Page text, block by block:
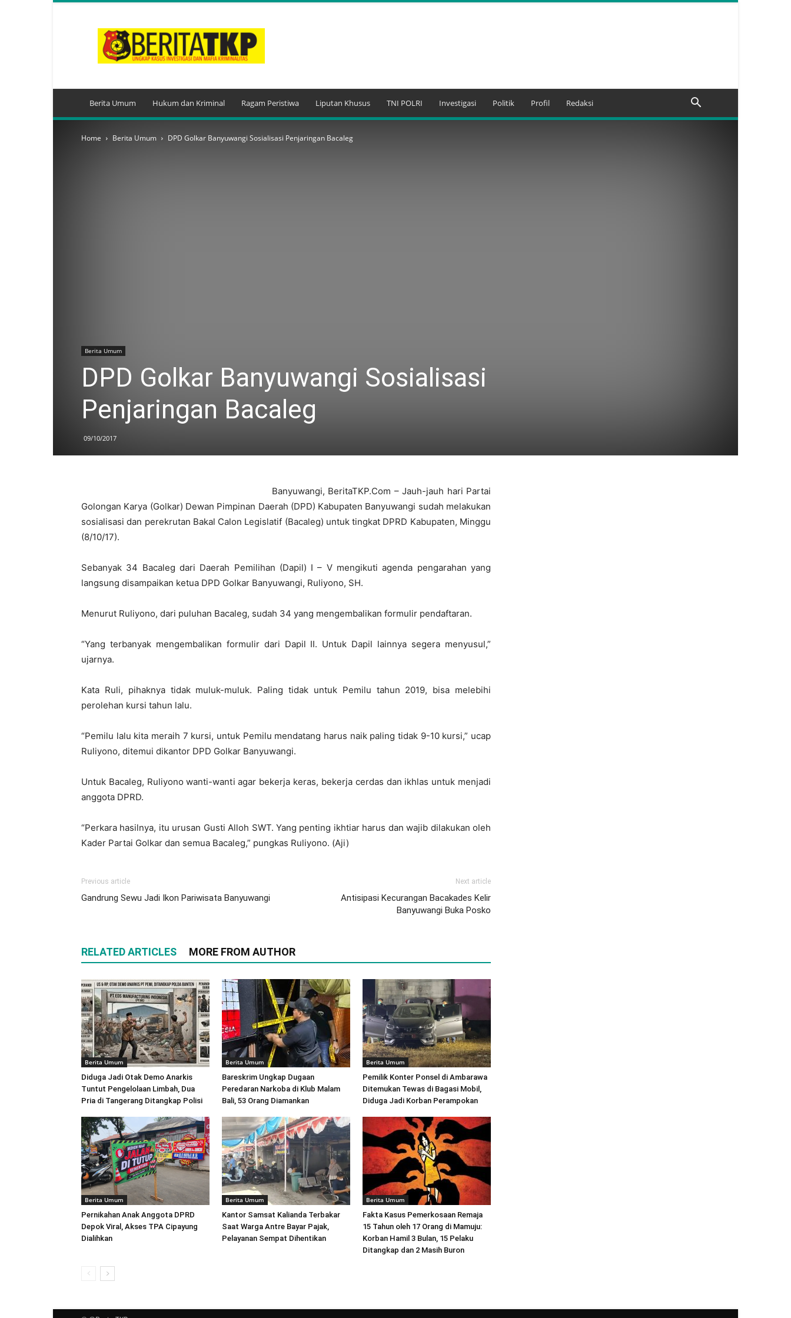
Berita Umum Hukum dan Kriminal Ragam Peristiwa Liputan Khusus TNI POLRI Investigasi Politik Profil Redaksi
Home Berita Umum DPD Golkar Banyuwangi Sosialisasi Penjaringan Bacaleg
Berita Umum
DPD Golkar Banyuwangi Sosialisasi
Penjaringan Bacaleg
09/10/2017
Banyuwangi, BeritaTKP.Com – Jauh-jauh hari Partai
Golongan Karya (Golkar) Dewan Pimpinan Daerah (DPD) Kabupaten Banyuwangi sudah melakukan
sosialisasi dan perekrutan Bakal Calon Legislatif (Bacaleg) untuk tingkat DPRD Kabupaten, Minggu
(8/10/17).
Sebanyak 34 Bacaleg dari Daerah Pemilihan (Dapil) I – V mengikuti agenda pengarahan yang
langsung disampaikan ketua DPD Golkar Banyuwangi, Ruliyono, SH.
Menurut Ruliyono, dari puluhan Bacaleg, sudah 34 yang mengembalikan formulir pendaftaran.
“Yang terbanyak mengembalikan formulir dari Dapil II. Untuk Dapil lainnya segera menyusul,”
ujarnya.
Kata Ruli, pihaknya tidak muluk-muluk. Paling tidak untuk Pemilu tahun 2019, bisa melebihi
perolehan kursi tahun lalu.
“Pemilu lalu kita meraih 7 kursi, untuk Pemilu mendatang harus naik paling tidak 9-10 kursi,” ucap
Ruliyono, ditemui dikantor DPD Golkar Banyuwangi.
Untuk Bacaleg, Ruliyono wanti-wanti agar bekerja keras, bekerja cerdas dan ikhlas untuk menjadi
anggota DPRD.
“Perkara hasilnya, itu urusan Gusti Alloh SWT. Yang penting ikhtiar harus dan wajib dilakukan oleh
Kader Partai Golkar dan semua Bacaleg,” pungkas Ruliyono. (Aji)
Previous article
Gandrung Sewu Jadi Ikon Pariwisata Banyuwangi
Next article
Antisipasi Kecurangan Bacakades Kelir
Banyuwangi Buka Posko
RELATED ARTICLES MORE FROM AUTHOR
Berita Umum
Diduga Jadi Otak Demo Anarkis
Tuntut Pengelolaan Limbah, Dua
Pria di Tangerang Ditangkap Polisi
Berita Umum
Bareskrim Ungkap Dugaan
Peredaran Narkoba di Klub Malam
Bali, 53 Orang Diamankan
Berita Umum
Pemilik Konter Ponsel di Ambarawa
Ditemukan Tewas di Bagasi Mobil,
Diduga Jadi Korban Perampokan
Berita Umum
Pernikahan Anak Anggota DPRD
Depok Viral, Akses TPA Cipayung
Dialihkan
Berita Umum
Kantor Samsat Kalianda Terbakar
Saat Warga Antre Bayar Pajak,
Pelayanan Sempat Dihentikan
Berita Umum
Fakta Kasus Pemerkosaan Remaja
15 Tahun oleh 17 Orang di Mamuju:
Korban Hamil 3 Bulan, 15 Pelaku
Ditangkap dan 2 Masih Buron